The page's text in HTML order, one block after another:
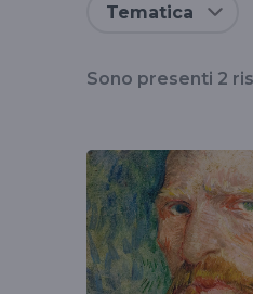
tag
Tematica
Sono presenti 2